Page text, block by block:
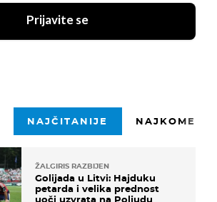
Prijavite se
NAJČITANIJE
ŽALGIRIS RAZBIJEN
Golijada u Litvi: Hajduku
petarda i velika prednost
uoči uzvrata na Poljudu